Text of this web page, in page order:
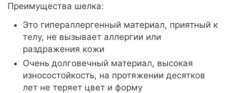
Преимущества шелка:
Это гипераллергенный материал, приятный к
телу, не вызывает аллергии или
раздражения кожи
Очень долговечный материал, высокая
износостойкость, на протяжении десятков
лет не теряет цвет и форму